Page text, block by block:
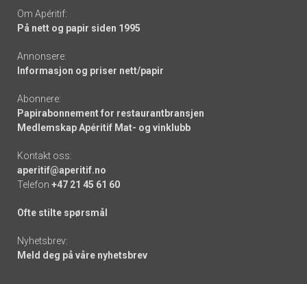
Om Apéritif:
På nett og papir siden 1995
Annonsere:
Informasjon og priser nett/papir
Abonnere:
Papirabonnement for restaurantbransjen
Medlemskap Apéritif Mat- og vinklubb
Kontakt oss:
aperitif@aperitif.no
Telefon +47 21 45 61 60
Ofte stilte spørsmål
Nyhetsbrev:
Meld deg på våre nyhetsbrev